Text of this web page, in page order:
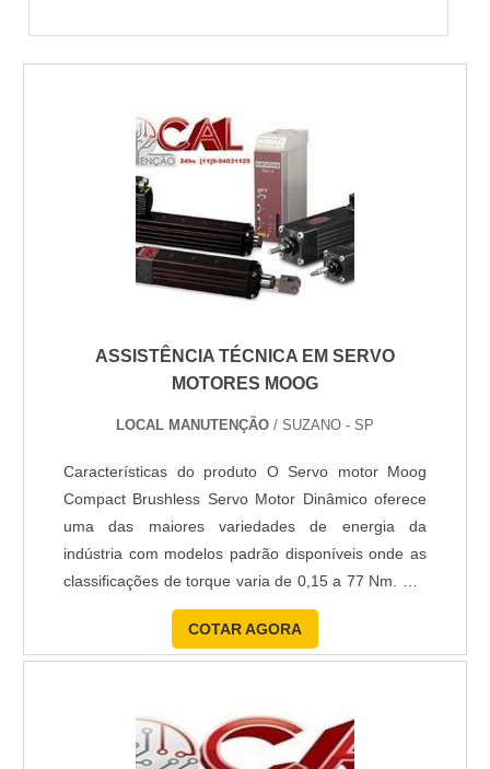
ASSISTÊNCIA TÉCNICA EM SERVO
MOTORES MOOG
LOCAL MANUTENÇÃO / SUZANO - SP
Características do produto O Servo motor Moog
Compact Brushless Servo Motor Dinâmico oferece
uma das maiores variedades de energia da
indústria com modelos padrão disponíveis onde as
classificações de torque varia de 0,15 a 77 Nm. Por
causa desses detalhes é importante contar com
profissionais qualificados para executar com
excelência uma assistência técnica em servo
componentes e peças garante a ca...
COTAR AGORA